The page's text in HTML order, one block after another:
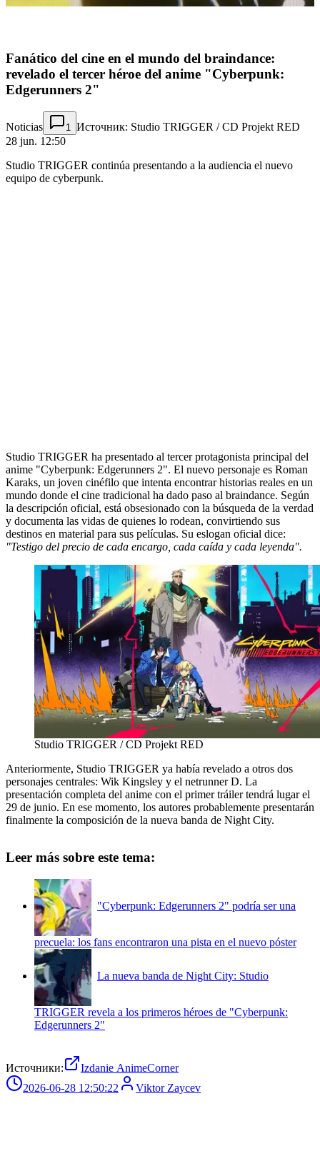
Fanático del cine en el mundo del braindance:
revelado el tercer héroe del anime "Cyberpunk:
Edgerunners 2"
Noticias 1
Источник: Studio TRIGGER / CD Projekt RED
28 jun. 12:50
Studio TRIGGER continúa presentando a la audiencia el nuevo
equipo de cyberpunk.
Studio TRIGGER ha presentado al tercer protagonista principal del
anime "Cyberpunk: Edgerunners 2". El nuevo personaje es Roman
Karaks, un joven cinéfilo que intenta encontrar historias reales en un
mundo donde el cine tradicional ha dado paso al braindance. Según
la descripción oficial, está obsesionado con la búsqueda de la verdad
y documenta las vidas de quienes lo rodean, convirtiendo sus
destinos en material para sus películas. Su eslogan oficial dice:
"Testigo del precio de cada encargo, cada caída y cada leyenda".
Studio TRIGGER / CD Projekt RED
Anteriormente, Studio TRIGGER ya había revelado a otros dos
personajes centrales: Wik Kingsley y el netrunner D. La
presentación completa del anime con el primer tráiler tendrá lugar el
29 de junio. En ese momento, los autores probablemente presentarán
finalmente la composición de la nueva banda de Night City.
Leer más sobre este tema:
"Cyberpunk: Edgerunners 2" podría ser una
precuela: los fans encontraron una pista en el nuevo póster
La nueva banda de Night City: Studio
TRIGGER revela a los primeros héroes de "Cyberpunk:
Edgerunners 2"
Источники:
Izdanie AnimeCorner
2026-06-28 12:50:22
Viktor Zaycev